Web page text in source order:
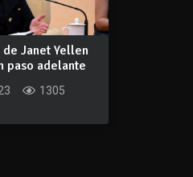
Janet Yellen
paso adelante
1305